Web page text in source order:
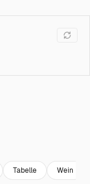
Tabelle Wein